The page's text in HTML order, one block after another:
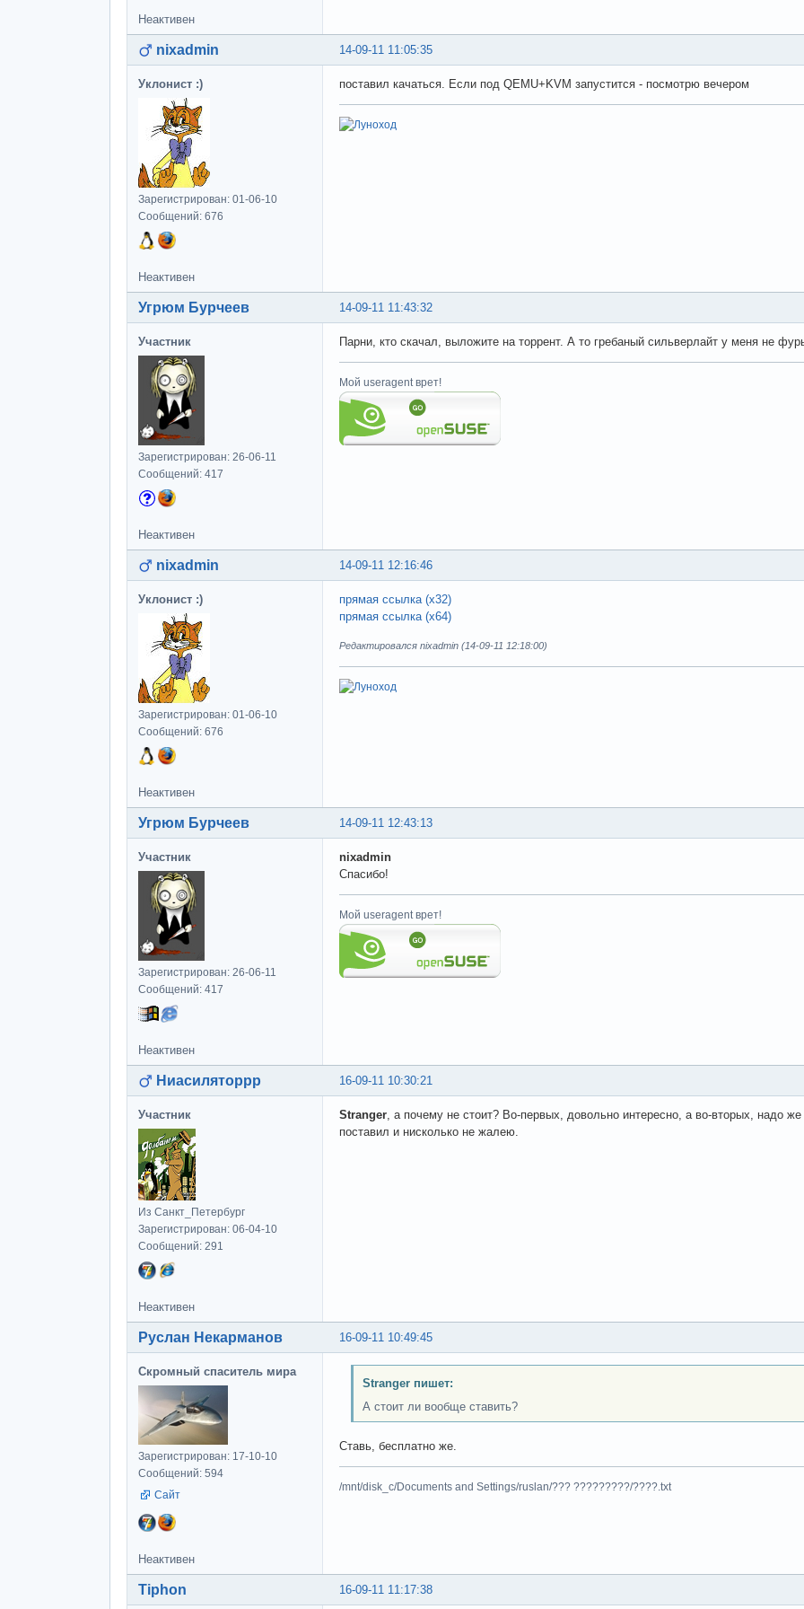
Неактивен
14-09-11 11:05:35
nixadmin
Уклонист :)
Зарегистрирован: 01-06-10
Сообщений: 676
поставил качаться. Если под QEMU+KVM запустится - посмотрю вечером
Неактивен
14-09-11 11:43:32
Угрюм Бурчеев
Участник
Зарегистрирован: 26-06-11
Сообщений: 417
Парни, кто скачал, выложите на торрент. А то гребаный сильверлайт у меня не
Мой useragent врет!
Неактивен
14-09-11 12:16:46
nixadmin
Уклонист :)
Зарегистрирован: 01-06-10
Сообщений: 676
прямая ссылка (x32)
прямая ссылка (x64)
Редактировался nixadmin (14-09-11 12:18:00)
Неактивен
14-09-11 12:43:13
Угрюм Бурчеев
Участник
Зарегистрирован: 26-06-11
Сообщений: 417
nixadmin
Спасибо!
Мой useragent врет!
Неактивен
16-09-11 10:30:21
Ниасиляторрр
Участник
Из Санкт_Петербург
Зарегистрирован: 06-04-10
Сообщений: 291
Stranger , а почему не стоит? Во-первых, довольно интересно, а во-вторых, надо
поставил и нисколько не жалею.
Неактивен
16-09-11 10:49:45
Руслан Некарманов
Скромный спаситель мира
Зарегистрирован: 17-10-10
Сообщений: 594
Сайт
Stranger пишет:
А стоит ли вообще ставить?
Ставь, бесплатно же.
/mnt/disk_c/Documents and Settings/ruslan/??? ?????????/????.txt
Неактивен
16-09-11 11:17:38
Tiphon